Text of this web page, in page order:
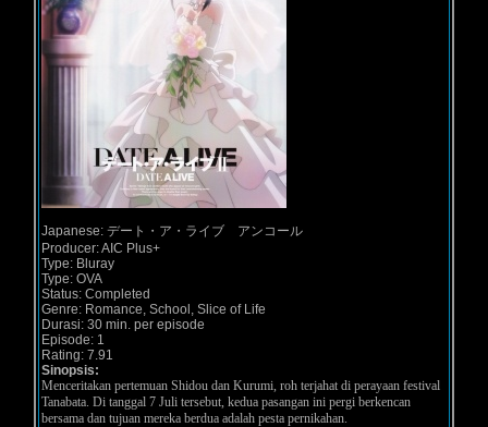
Japanese: デート・ア・ライブ アンコール
Producer: AIC Plus+
Type: Bluray
Type: OVA
Status: Completed
Genre: Romance, School, Slice of Life
Durasi: 30 min. per episode
Episode: 1
Rating: 7.91
Sinopsis:
Menceritakan pertemuan Shidou dan Kurumi, roh terjahat di perayaan festival
Tanabata. Di tanggal 7 Juli tersebut, kedua pasangan ini pergi berkencan
bersama dan tujuan mereka berdua adalah pesta pernikahan.